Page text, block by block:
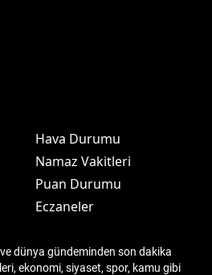
Hava Durumu
Namaz Vakitleri
Puan Durumu
Eczaneler
dünya gündeminden son dakika
ekonomi, siyaset, spor, kamu gibi